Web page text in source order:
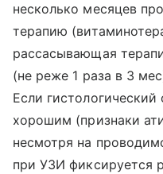
несколько месяцев
терапию
рассасывающая
(не реже 1 раза в 3
Если гистологический
хорошим (признаки
несмотря на
при УЗИ фиксируется